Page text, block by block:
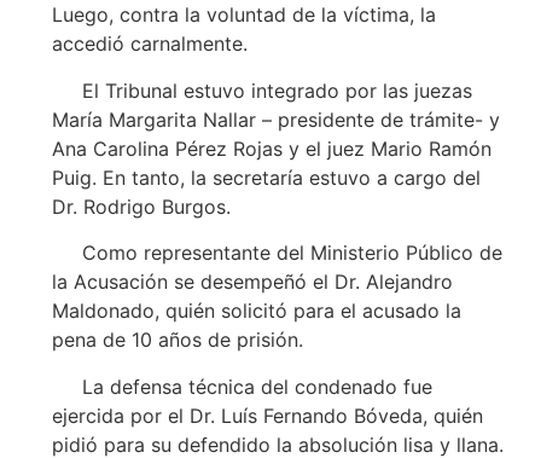
Luego, contra la voluntad de la víctima, la
accedió carnalmente.
El Tribunal estuvo integrado por las juezas
María Margarita Nallar – presidente de trámite- y
Ana Carolina Pérez Rojas y el juez Mario Ramón
Puig. En tanto, la secretaría estuvo a cargo del
Dr. Rodrigo Burgos.
Como representante del Ministerio Público de
la Acusación se desempeñó el Dr. Alejandro
Maldonado, quién solicitó para el acusado la
pena de 10 años de prisión.
La defensa técnica del condenado fue
ejercida por el Dr. Luís Fernando Bóveda, quién
pidió para su defendido la absolución lisa y llana.